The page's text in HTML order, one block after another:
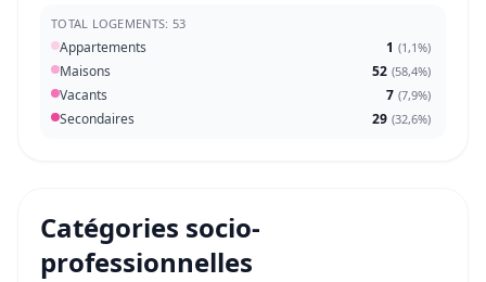
TOTAL LOGEMENTS: 53
Appartements 1 (1,1%)
Maisons 52 (58,4%)
Vacants 7 (7,9%)
Secondaires 29 (32,6%)
Catégories socio-
professionnelles